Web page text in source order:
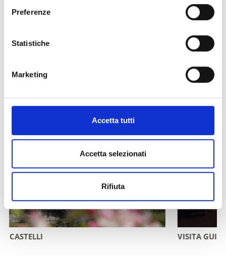
Preferenze
Statistiche
Marketing
Accetta tutti
Accetta selezionati
Rifiuta
VISITA GUIDATA NEL BUNKER 20